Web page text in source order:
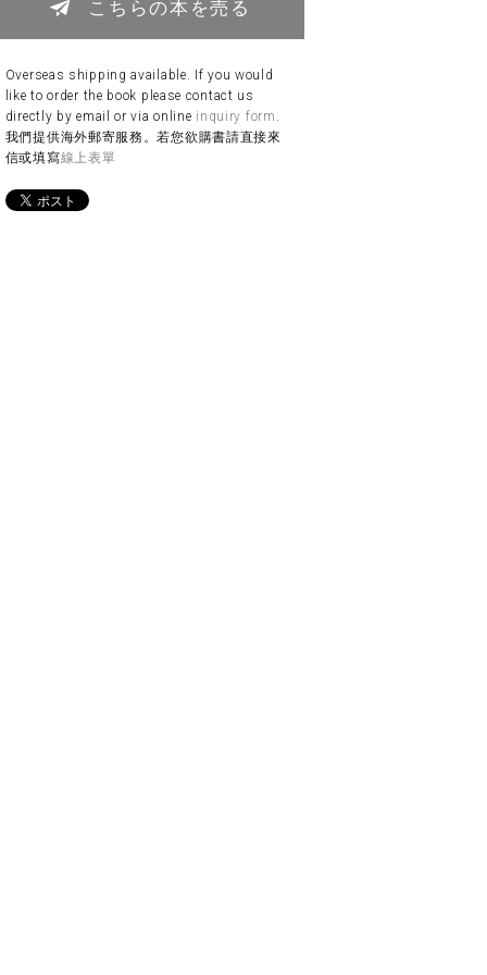
こちらの本を売る
Overseas shipping available. If you would
like to order the book please contact us
directly by email or via online inquiry form .
我們提供海外郵寄服務。若您欲購書請直接來
信或填寫線上表單